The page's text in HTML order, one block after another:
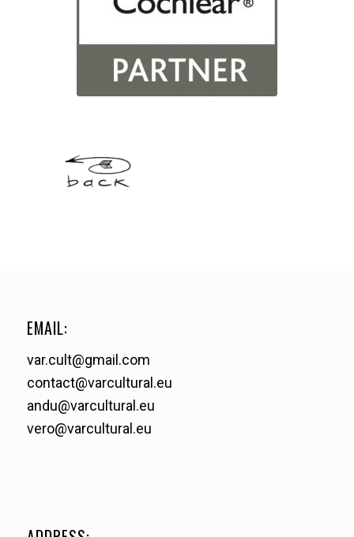
EMAIL:
var.cult@gmail.com
contact@varcultural.eu
andu@varcultural.eu
vero@varcultural.eu